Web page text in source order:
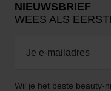
NIEUWSBRIEF
WEES ALS
Wil je het beste beauty-